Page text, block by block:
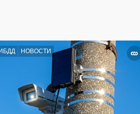
НОВОСТИ